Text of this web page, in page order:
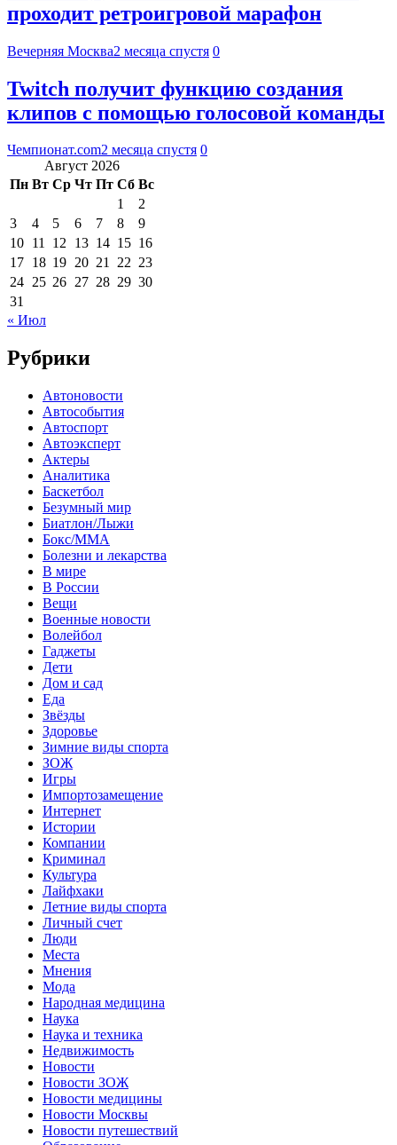
проходит ретроигровой марафон
Вечерняя Москва2 месяца спустя 0
Twitch получит функцию создания
клипов с помощью голосовой команды
Чемпионат.com2 месяца спустя 0
Август 2026
Пн Вт Ср Чт Пт Сб Вс
1
2
3
4 5 6 7 8
9
10 11 12 13 14 15 16
17 18 19 20 21 22 23
24 25 26 27 28 29 30
31
« Июл
Рубрики
Автоновости
Автособытия
Автоспорт
Автоэксперт
Актеры
Аналитика
Баскетбол
Безумный мир
Биатлон/Лыжи
Бокс/MMA
Болезни и лекарства
В мире
В России
Вещи
Военные новости
Волейбол
Гаджеты
Дети
Дом и сад
Еда
Звёзды
Здоровье
Зимние виды спорта
ЗОЖ
Игры
Импортозамещение
Интернет
Истории
Компании
Криминал
Культура
Лайфхаки
Летние виды спорта
Личный счет
Люди
Места
Мнения
Мода
Народная медицина
Наука
Наука и техника
Недвижимость
Новости
Новости ЗОЖ
Новости медицины
Новости Москвы
Новости путешествий